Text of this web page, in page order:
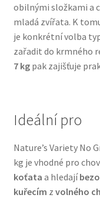
Veterinární dieta
Vodítka a obojky
obilnými složkami a
mladá zvířata. K
je konkrétní volba
zařadit do krmného
7 kgpak zajišťuje
Ideální pro
Nature’s Variety No
kg je vhodné pro
koťata a hledají
kuřecím z volného